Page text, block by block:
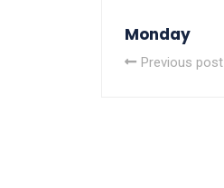
Monday
Previous post